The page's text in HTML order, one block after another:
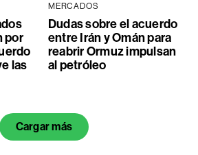
por
las
MERCADOS
Dudas sobre el acuerdo
entre Irán y Omán para
reabrir Ormuz impulsan
al petróleo
Cargar más